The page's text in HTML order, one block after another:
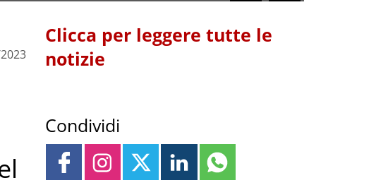
Clicca per leggere tutte le
notizie
Condividi